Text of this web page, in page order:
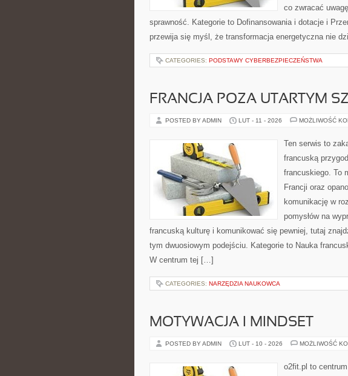
co zwracać
sprawność. Kategorie to Dofinansowania i dotacje i
przewija się myśl, że transformacja energetyczna nie
CATEGORIES: PODSTAWY CYBERBEZPIECZEŃSTWA
FRANCJA POZA UTARTYM
POSTED BY ADMIN LUT - 11 - 2026 MOŻLIWOŚĆ
Ten serwis to
francuską
francuskiego. To
Francji oraz
komunikację w
pomysłów na
francuską kulturę i komunikować się pewniej, tutaj
tym dwuosiowym podejściu. Kategorie to Nauka
W centrum tej […]
CATEGORIES: NARZĘDZIA NAUKOWCA
MOTYWACJA I MINDSET
POSTED BY ADMIN LUT - 10 - 2026 MOŻLIWOŚĆ
o2fit.pl to